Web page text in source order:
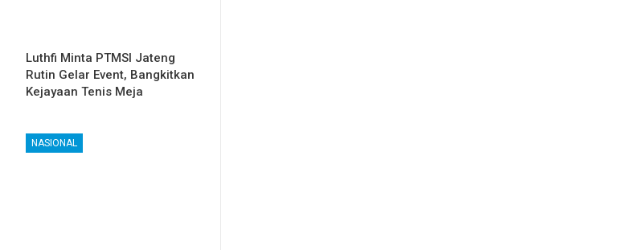
Luthfi Minta PTMSI Jateng
Rutin Gelar Event, Bangkitkan
Kejayaan Tenis Meja
NASIONAL